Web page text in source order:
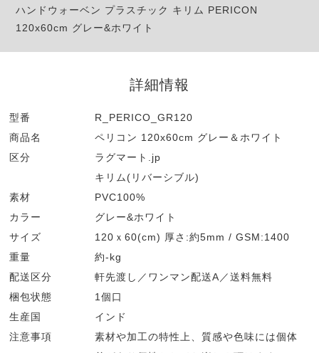
ハンドウォーベン プラスチック キリム PERICON
120x60cm グレー&ホワイト
詳細情報
型番
R_PERICO_GR120
商品名
ペリコン 120x60cm グレー＆ホワイト
区分
ラグマート.jp
キリム(リバーシブル)
素材
PVC100%
カラー
グレー&ホワイト
サイズ
120ｘ60(cm) 厚さ:約5mm / GSM:1400
重量
約-kg
配送区分
軒先渡し／ワンマン配送A／送料無料
梱包状態
1個口
生産国
インド
注意事項
素材や加工の特性上、質感や色味には個体